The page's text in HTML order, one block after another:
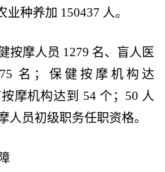
业种养加 150437 人。
按摩人员 1279 名、盲人医
名；保健按摩机构达
摩机构达到 54 个； 50 人
人员初级职务任职资格。